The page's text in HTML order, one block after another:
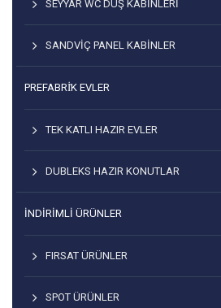
SEYYAR WC DUŞ KABINLERI
SANDVIÇ PANEL KABINLER
PREFABRİK EVLER
TEK KATLI HAZIR EVLER
DUBLEKS HAZIR KONUTLAR
İNDIRIMLI ÜRÜNLER
FIRSAT ÜRÜNLER
SPOT ÜRÜNLER